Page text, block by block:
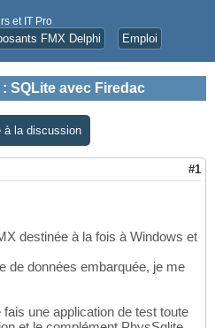
et IT Pro
FMX Delphi Emploi
: SQLite avec Firedac
à la discussion
#1
destinée à la fois à Windows et
de données embarquée, je me
une application de test toute